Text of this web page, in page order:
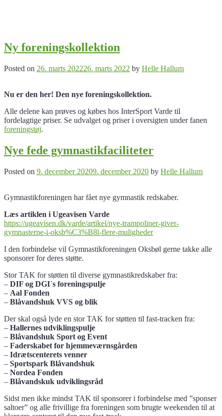
Ny foreningskollektion
Posted on 26. marts 202226. marts 2022 by Helle Hallum
Nu er den her! Den nye foreningskollektion.
Alle delene kan prøves og købes hos InterSport Varde til
fordelagtige priser. Se udvalget og priser i oversigten under fanen
foreningstøj.
Nye fede gymnastikfaciliteter
Posted on 9. december 20209. december 2020 by Helle Hallum
Gymnastikforeningen har fået nye gymnastik redskaber.
Læs artiklen i Ugeavisen Varde
https://ugeavisen.dk/varde/artikel/nye-trampoliner-giver-
gymnasterne-i-oksb%C3%B8l-flere-muligheder
I den forbindelse vil Gymnastikforeningen Oksbøl gerne takke alle
sponsorer for deres støtte.
Stor TAK for støtten til diverse gymnastikredskaber fra:
– DIF og DGI´s foreningspulje
– Aal Fonden
– Blåvandshuk VVS og blik
Der skal også lyde en stor TAK for støtten til fast-tracken fra:
– Hallernes udviklingspulje
– Blåvandshuk Sport og Event
– Faderskabet for hjemmeværnsgården
– Idrætscenterets venner
– Sportspark Blåvandshuk
– Nordea Fonden
– Blåvandskuk udviklingsråd
Sidst men ikke mindst TAK til sponsorer i forbindelse med ”sponser
saltoer” og alle frivillige fra foreningen som brugte weekenden til at